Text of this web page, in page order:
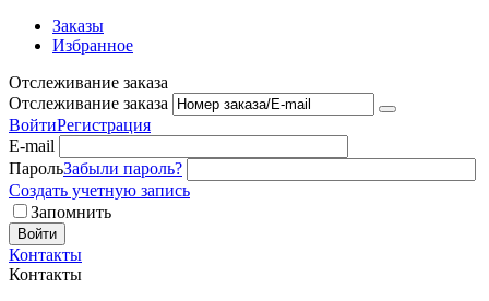
Заказы
Избранное
Отслеживание заказа
Отслеживание заказа
ВойтиРегистрация
E-mail
ПарольЗабыли пароль?
Создать учетную запись
Запомнить
Войти
Контакты
Контакты